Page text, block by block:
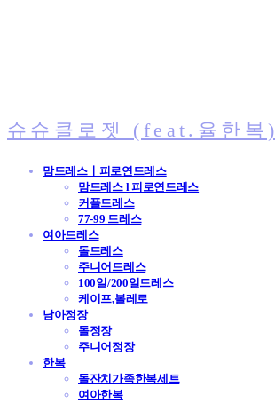
슈슈클로젯 (feat.율한복)
맘드레스ㅣ피로연드레스
맘드레스 l 피로연드레스
커플드레스
77-99 드레스
여아드레스
돌드레스
주니어드레스
100일/200일드레스
케이프,볼레로
남아정장
돌정장
주니어정장
한복
돌잔치가족한복세트
여아한복